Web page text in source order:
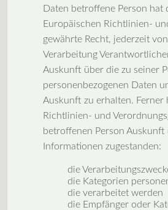
Daten betroffene Person hat
Europäischen Richtlinien-
gewährte Recht, jederzeit
Verarbeitung
Auskunft über die zu seiner
personenbezogenen Daten
Auskunft zu erhalten. Ferner
Richtlinien- und
betroffenen Person Auskunft
Informationen zugestanden:
die
die Kategorien
die verarbeitet werden
die Empfänger oder